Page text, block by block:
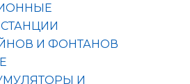
И ФОНТАНОВ
И